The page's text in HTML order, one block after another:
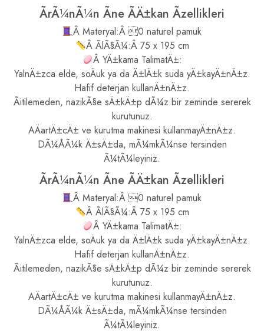
ÃrÃ¼nÃ¼n Ãne ÃÄ±kan Ãzellikleri
Â Materyal:Â 0 naturel pamuk
Â ÃlÃ§Ã¼:Â 75 x 195 cm
Â YÄ±kama TalimatÄ±:
YalnÄ±zca elde, soÄuk ya da Ä±lÄ±k suda yÄ±kayÄ±nÄ±z.
Hafif deterjan kullanÄ±nÄ±z.
Ãitilemeden, nazikÃ§e sÄ±kÄ±p dÃ¼z bir zeminde sererek
kurutunuz.
AÄartÄ±cÄ± ve kurutma makinesi kullanmayÄ±nÄ±z.
DÃ¼ÅÃ¼k Ä±sÄ±da, mÃ¼mkÃ¼nse tersinden
Ã¼tÃ¼leyiniz.
ÃrÃ¼nÃ¼n Ãne ÃÄ±kan Ãzellikleri
Â Materyal:Â 0 naturel pamuk
Â ÃlÃ§Ã¼:Â 75 x 195 cm
Â YÄ±kama TalimatÄ±:
YalnÄ±zca elde, soÄuk ya da Ä±lÄ±k suda yÄ±kayÄ±nÄ±z.
Hafif deterjan kullanÄ±nÄ±z.
Ãitilemeden, nazikÃ§e sÄ±kÄ±p dÃ¼z bir zeminde sererek
kurutunuz.
AÄartÄ±cÄ± ve kurutma makinesi kullanmayÄ±nÄ±z.
DÃ¼ÅÃ¼k Ä±sÄ±da, mÃ¼mkÃ¼nse tersinden
Ã¼tÃ¼leyiniz.